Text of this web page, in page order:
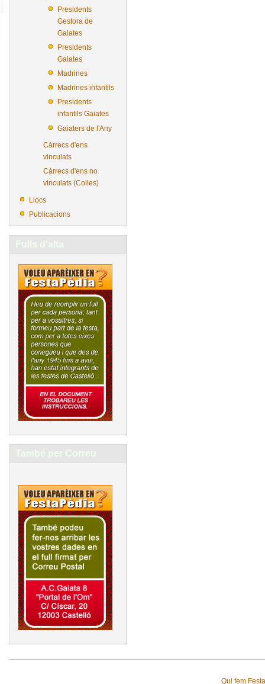
Presidents
Gestora de
Gaiates
Presidents
Gaiates
Madrines
Madrines infantils
Presidents
infantils Gaiates
Gaiaters de l'Any
Càrrecs d'ens
vinculats
Càrrecs d'ens no
vinculats (Colles)
Llocs
Publicacions
Fulls d'alta
També per Correu
Qui fem